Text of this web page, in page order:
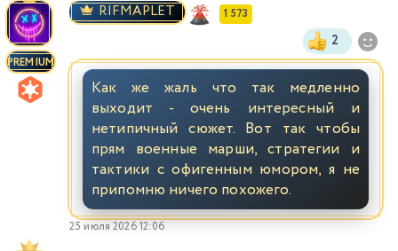
PREMIUM
RIFMAPLET 1 573
2
Как же жаль что так медленно
выходит - очень интересный и
нетипичный сюжет. Вот так чтобы
прям военные марши, стратегии и
тактики с офигенным юмором, я не
припомню ничего похожего.
25 июля 2026 12:06